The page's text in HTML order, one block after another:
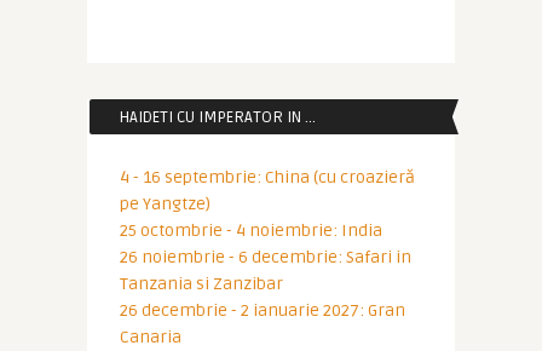
HAIDETI CU IMPERATOR IN …
4 - 16 septembrie: China (cu croazieră
pe Yangtze)
25 octombrie - 4 noiembrie: India
26 noiembrie - 6 decembrie: Safari in
Tanzania si Zanzibar
26 decembrie - 2 ianuarie 2027: Gran
Canaria